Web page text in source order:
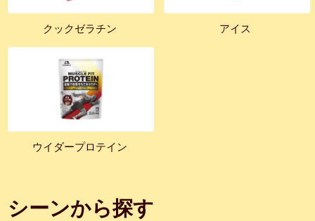
クックゼラチン アイス
ウイダープロテイン
シーンから探す